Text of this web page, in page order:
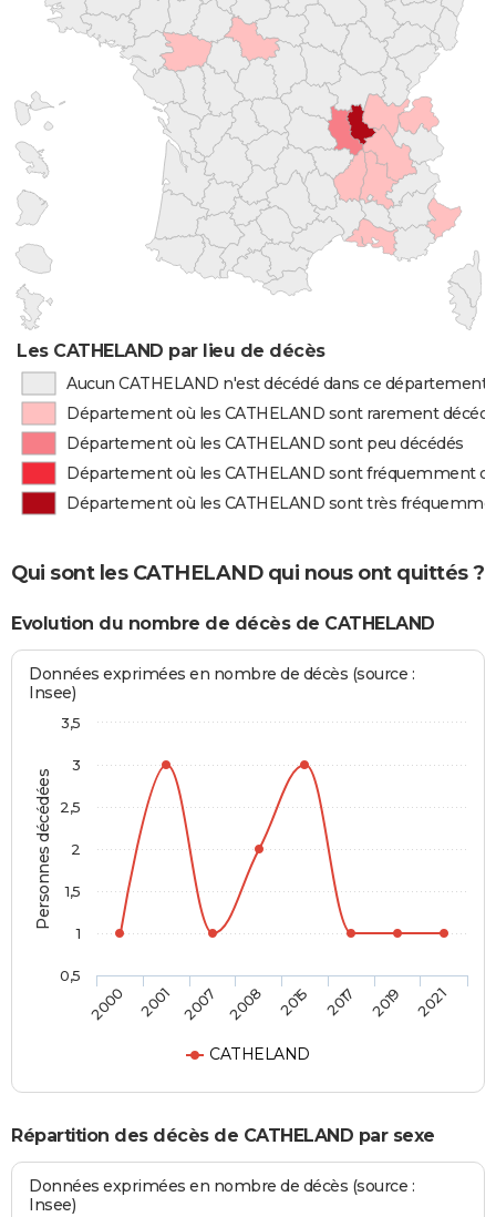
Les CATHELAND par lieu de décès
Aucun CATHELAND n'est décédé dans ce département
Département où les CATHELAND sont rarement
Département où les CATHELAND sont peu décédés
Département où les CATHELAND sont fréquemment
Département où les CATHELAND sont très
Qui sont les CATHELAND qui nous ont quittés ?
Evolution du nombre de décès de CATHELAND
Personnes décédées
Données exprimées en nombre de décès (source :
Insee)
CATHELAND
2000 2001 2007 2008 2015 2017 2019 2021
0,5
1
1,5
2
2,5
3
3,5
Répartition des décès de CATHELAND par sexe
Données exprimées en nombre de décès (source :
Insee)